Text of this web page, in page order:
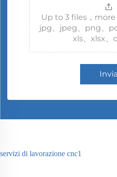
Up to 3 files，
jpg、jpeg、png、
xls、xlsx、
Invia
servizi di lavorazione cnc1